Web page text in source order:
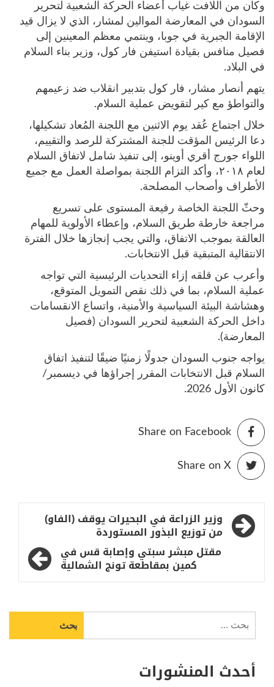
وكان من اللافت غياب أعضاء الحركة الشعبية لتحرير
السودان في المعارضة الموالين لمشار، الذي لا يزال قيد
الإقامة الجبرية في جوبا، وينتمي معظم المعينين إلى
فصيل منافس بقيادة استيفن فار كول، وزير بناء السلام
في البلاد.
يتهم أنصار مشار، فار كول بتدبير انقلاب ضد زعيمهم
والتواطؤ مع كير لتقويض عملية السلام.
خلال اجتماع عُقد يوم الاثنين مع اللجنة المُعاد تشكيلها،
دعا الرئيس المؤقت للجنة المشتركة للرصد والتقييم،
اللواء جورج أقري أوينو، إلى تنفيذ شامل لاتفاق السلام
لعام ٢٠١٨، وأكد التزام اللجنة بمواصلة العمل مع جميع
الأطراف وأصحاب المصلحة.
وحثّ اللجنة الخاصة رفيعة المستوى على تسريع
مراجعة خارطة طريق السلام، وإعطاء الأولوية للمهام
العالقة بموجب الاتفاق، والتي يجب إنجازها خلال الفترة
الانتقالية المتبقية قبل الانتخابات.
وأعرب عن قلقه إزاء التحديات الرئيسية التي تواجه
عملية السلام، بما في ذلك نقص التمويل المتوقع،
وهشاشة البيئة السياسية والأمنية، واتساع الانقسامات
داخل الحركة الشعبية لتحرير السودان (فصيل
المعارضة).
يواجه جنوب السودان جدولًا زمنيًا ضيقًا لتنفيذ اتفاق
السلام قبل الانتخابات المقرر إجراؤها في ديسمبر/
كانون الأول 2026.
Share on Facebook
Share on X
تصفّح
المقالات
وزير الزراعة في البحيرات يوقف (الفاو)
من توزيع البذور المستوردة
مقتل مبشر سبتي وإصابة قس في
كمين بمقاطعة تونج الشمالية
عن:
أحدث المنشورات